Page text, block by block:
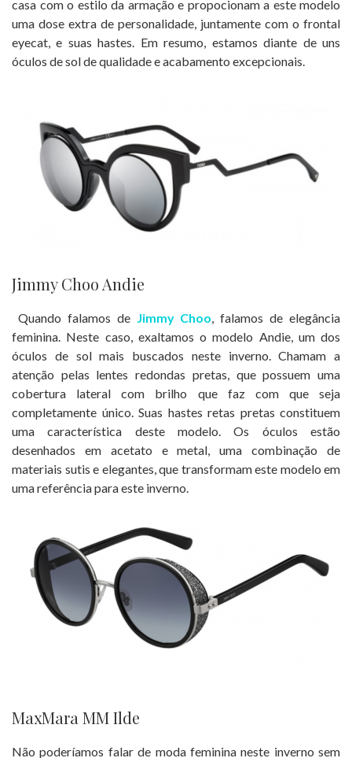
casa com o estilo da armação e propocionam a este modelo
uma dose extra de personalidade, juntamente com o frontal
eyecat, e suas hastes. Em resumo, estamos diante de uns
óculos de sol de qualidade e acabamento excepcionais.
Jimmy Choo Andie
Quando falamos de Jimmy Choo, falamos de elegância
feminina. Neste caso, exaltamos o modelo Andie, um dos
óculos de sol mais buscados neste inverno. Chamam a
atenção pelas lentes redondas pretas, que possuem uma
cobertura lateral com brilho que faz com que seja
completamente único. Suas hastes retas pretas constituem
uma característica deste modelo. Os óculos estão
desenhados em acetato e metal, uma combinação de
materiais sutis e elegantes, que transformam este modelo em
uma referência para este inverno.
MaxMara MM Ilde
Não poderíamos falar de moda feminina neste inverno sem